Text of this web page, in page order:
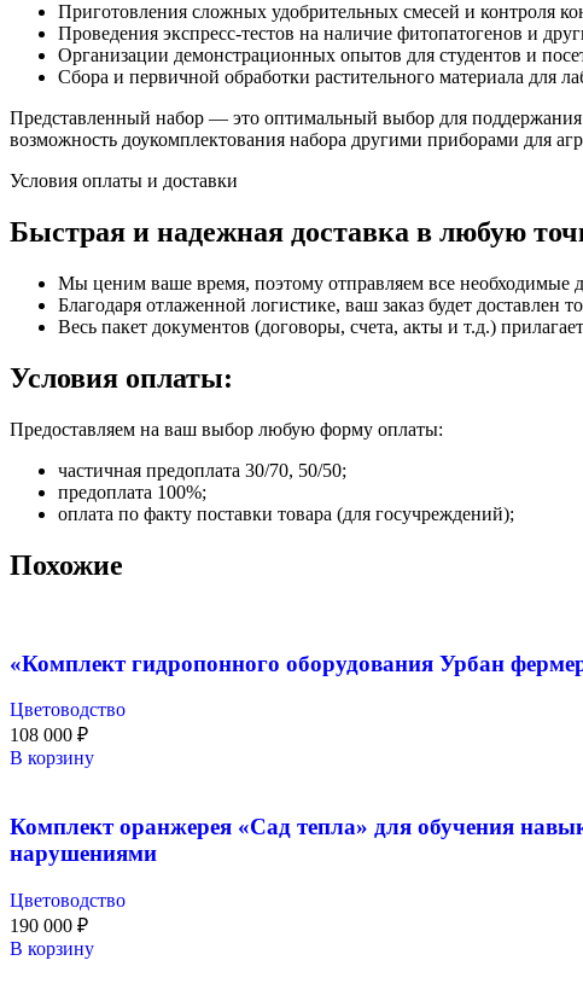
Приготовления сложных удобрительных смесей и контроля
Проведения экспресс-тестов на наличие фитопатогенов и
Организации демонстрационных опытов для студентов и
Сбора и первичной обработки растительного материала для
Представленный набор — это оптимальный выбор для поддержания
возможность доукомплектования набора другими приборами для
Условия оплаты и доставки
Быстрая и надежная доставка в любую
Мы ценим ваше время, поэтому отправляем все необходимые
Благодаря отлаженной логистике, ваш заказ будет доставлен
Весь пакет документов (договоры, счета, акты и т.д.)
Условия оплаты:
Предоставляем на ваш выбор любую форму оплаты:
частичная предоплата 30/70, 50/50;
предоплата 100%;
оплата по факту поставки товара (для госучреждений);
Похожие
«Комплект гидропонного оборудования Урбан
Цветоводство
108 000 ₽
В корзину
Комплект оранжерея «Сад тепла» для обучения
нарушениями
Цветоводство
190 000 ₽
В корзину